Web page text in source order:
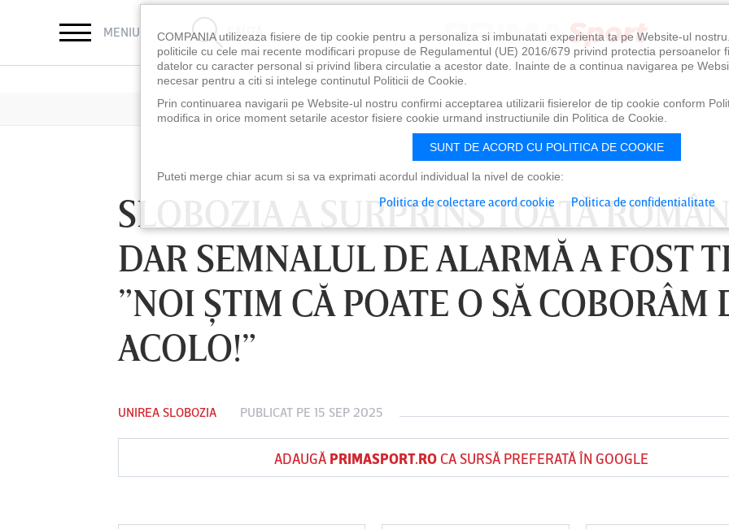
MENIU CAUTĂ
SLOBOZIA A SURPRINS TOATĂ
DAR SEMNALUL DE ALARMĂ A FOST
”NOI ŞTIM CĂ POATE O SĂ COBORÂM
ACOLO!”
UNIREA SLOBOZIA PUBLICAT PE 15 SEP 2025
ADAUGĂ PRIMASPORT.ROCA SURSĂ PREFERATĂ ÎN GOOGLE
LUNI 10 AUG, 18:30
FC Botoşani
Vs
Corvinul
Sepsi OSK Sf
Vs
FCSB UTA Arad
Vs
Rapid
COMPANIA utilizeaza fisiere de tip cookie pentru a personaliza si imbunatati experienta ta pe Website-ul
politicile cu cele mai recente modificari propuse de Regulamentul (UE) 2016/679 privind protectia persoanelor
datelor cu caracter personal si privind libera circulatie a acestor date. Inainte de a continua navigarea pe
necesar pentru a citi si intelege continutul Politicii de Cookie.
Prin continuarea navigarii pe Website-ul nostru confirmi acceptarea utilizarii fisierelor de tip cookie conform
modifica in orice moment setarile acestor fisiere cookie urmand instructiunile din Politica de Cookie.
SUNT DE ACORD CU POLITICA DE COOKIE
Puteti merge chiar acum si sa va exprimati acordul individual la nivel de cookie:
Politica de colectare acord cookie Politica de confidentialitate